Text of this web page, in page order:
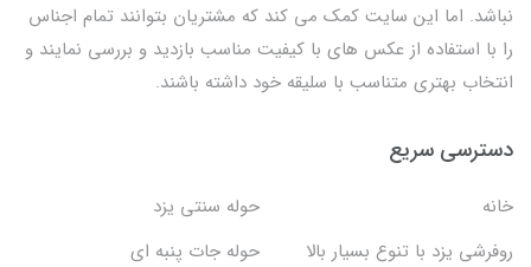
نباشد. اما این سایت کمک می کند که مشتریان بتوانند تمام اجناس
را با استفاده از عکس های با کیفیت مناسب بازدید و بررسی نمایند و
انتخاب بهتری متناسب با سلیقه خود داشته باشند.
دسترسی سریع
خانه
حوله سنتی یزد
روفرشی یزد با تنوع بسیار بالا
حوله جات پنبه ای